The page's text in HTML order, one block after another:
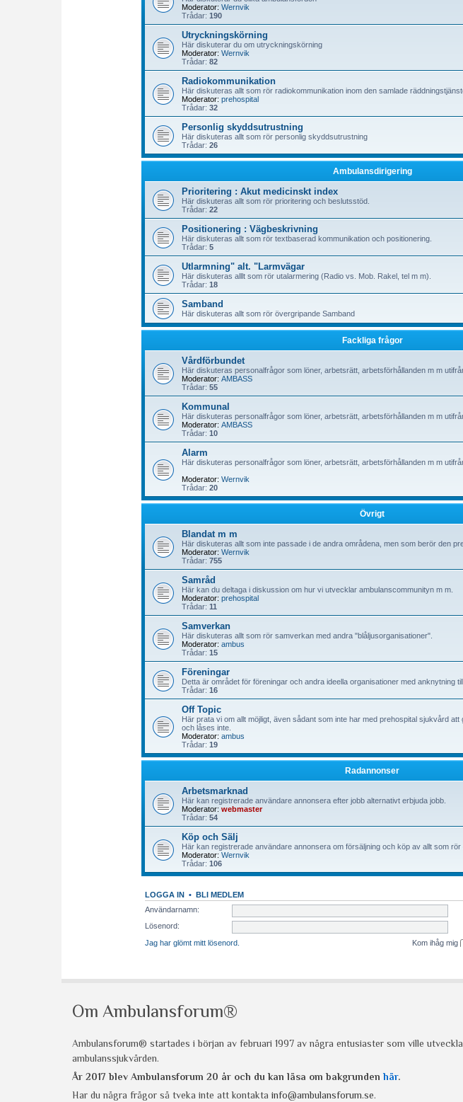
Om Ambulansforum®
Ambulansforum® startades i början av februari 1997 av några entusiaster som ville utveckla
ambulanssjukvården.
År 2017 blev Ambulansforum 20 år och du kan läsa om bakgrunden här.
Har du några frågor så tveka inte att kontakta info@ambulansforum.se.